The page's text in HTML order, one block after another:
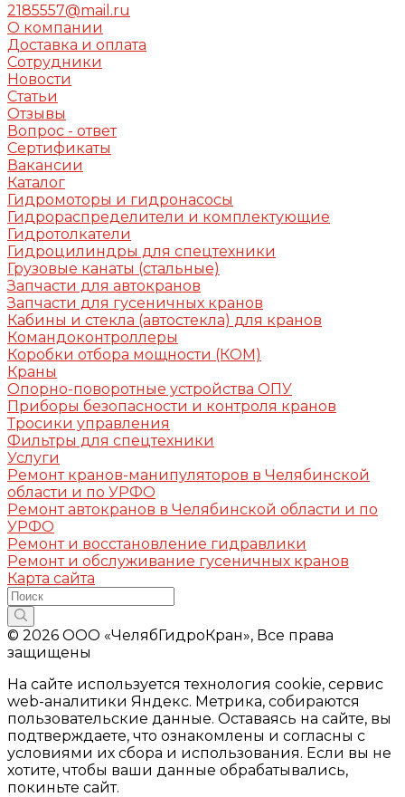
2185557@mail.ru
О компании
Доставка и оплата
Сотрудники
Новости
Статьи
Отзывы
Вопрос - ответ
Сертификаты
Вакансии
Каталог
Гидромоторы и гидронасосы
Гидрораспределители и комплектующие
Гидротолкатели
Гидроцилиндры для спецтехники
Грузовые канаты (стальные)
Запчасти для автокранов
Запчасти для гусеничных кранов
Кабины и стекла (автостекла) для кранов
Командоконтроллеры
Коробки отбора мощности (КОМ)
Краны
Опорно-поворотные устройства ОПУ
Приборы безопасности и контроля кранов
Тросики управления
Фильтры для спецтехники
Услуги
Ремонт кранов-манипуляторов в Челябинской
области и по УРФО
Ремонт автокранов в Челябинской области и по
УРФО
Ремонт и восстановление гидравлики
Ремонт и обслуживание гусеничных кранов
Карта сайта
© 2026 ООО «ЧелябГидроКран», Все права
защищены
На сайте используется технология cookie, сервис
web-аналитики Яндекс. Метрика, собираются
пользовательские данные. Оставаясь на сайте, вы
подтверждаете, что ознакомлены и согласны с
условиями их сбора и использования. Если вы не
хотите, чтобы ваши данные обрабатывались,
покиньте сайт.